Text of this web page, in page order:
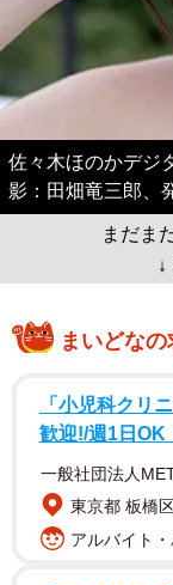
佐々木ほのかデジ
影：田畑竜三郎、
まだま
まいどな
「小児科クリ
歓迎!/週1日OK
一般社団法人
東京都 板橋
アルバイト